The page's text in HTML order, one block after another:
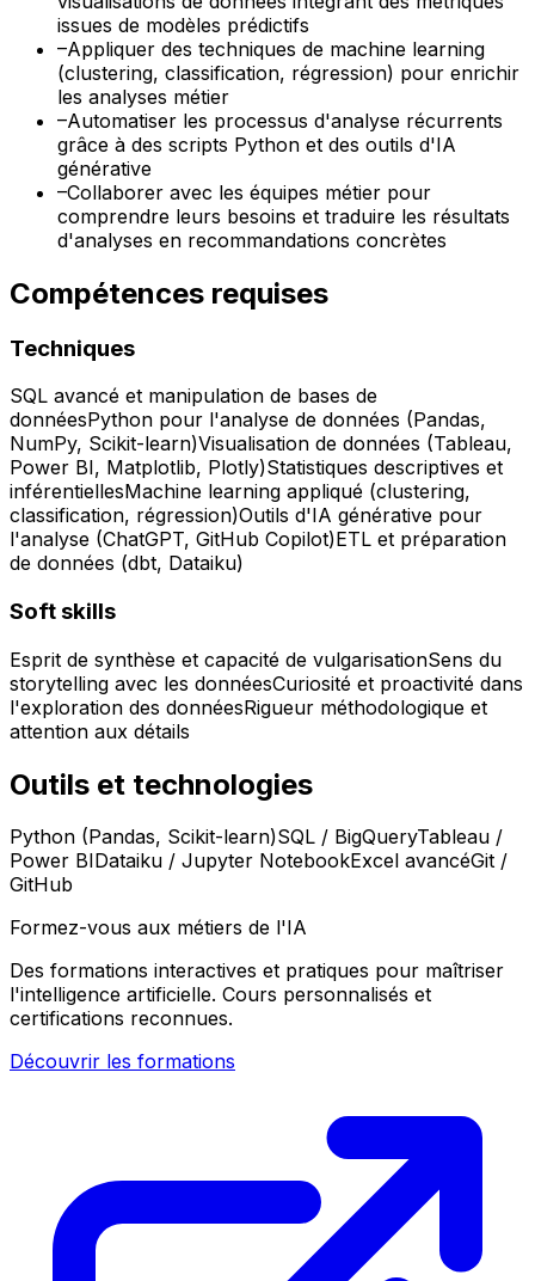
issues de modèles prédictifs
–Appliquer des techniques de machine learning
(clustering, classification, régression) pour enrichir
les analyses métier
–Automatiser les processus d'analyse récurrents
grâce à des scripts Python et des outils d'IA
générative
–Collaborer avec les équipes métier pour
comprendre leurs besoins et traduire les résultats
d'analyses en recommandations concrètes
Compétences requises
Techniques
SQL avancé et manipulation de bases de
donnéesPython pour l'analyse de données (Pandas,
NumPy, Scikit-learn)Visualisation de données (Tableau,
Power BI, Matplotlib, Plotly)Statistiques descriptives et
inférentiellesMachine learning appliqué (clustering,
classification, régression)Outils d'IA générative pour
l'analyse (ChatGPT, GitHub Copilot)ETL et préparation
de données (dbt, Dataiku)
Soft skills
Esprit de synthèse et capacité de vulgarisationSens du
storytelling avec les donnéesCuriosité et proactivité dans
l'exploration des donnéesRigueur méthodologique et
attention aux détails
Outils et technologies
Python (Pandas, Scikit-learn)SQL / BigQueryTableau /
Power BIDataiku / Jupyter NotebookExcel avancéGit /
GitHub
Formez-vous aux métiers de l'IA
Des formations interactives et pratiques pour maîtriser
l'intelligence artificielle. Cours personnalisés et
certifications reconnues.
Découvrir les formations